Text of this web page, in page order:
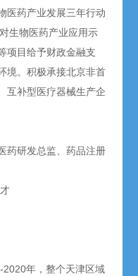
医药产业发展三年行动
生物医药产业应用示
项目给予财政金融支
境。积极承接北京非首
互补型医疗器械生产企
药研发总监、药品注册
年，整个天津区域